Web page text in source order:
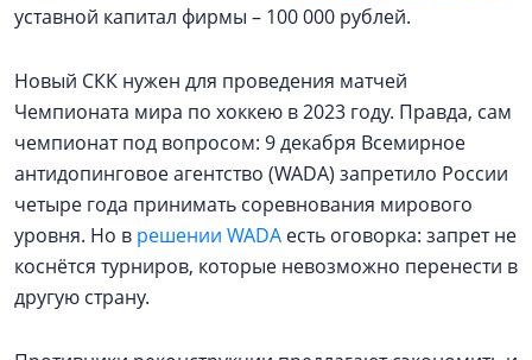
уставной капитал фирмы – 100 000 рублей.
Новый СКК нужен для проведения матчей
Чемпионата мира по хоккею в 2023 году. Правда, сам
чемпионат под вопросом: 9 декабря Всемирное
антидопинговое агентство (WADA) запретило России
четыре года принимать соревнования мирового
уровня. Но в решении WADA есть оговорка: запрет не
коснётся турниров, которые невозможно перенести в
другую страну.